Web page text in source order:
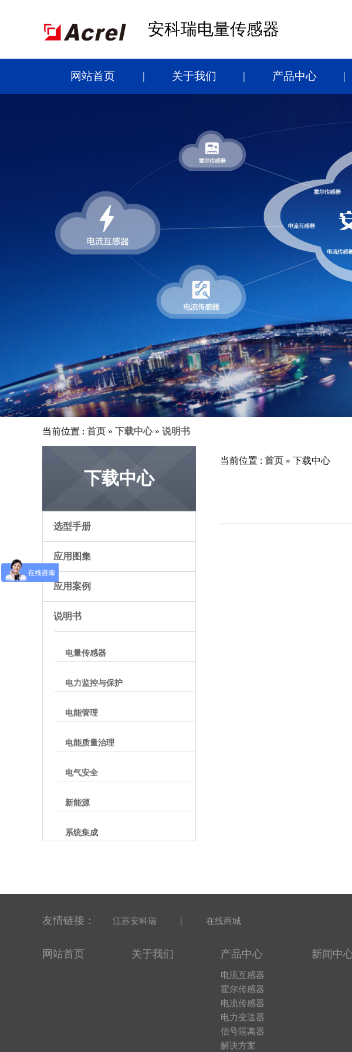
安科瑞电量传感器
网站首页 关于我们 产品中心
当前位置 : 首页 » 下载中心» 说明书
下载中心
选型手册
应用图集
应用案例
说明书
电量传感器
电力监控与保护
电能管理
电能质量治理
电气安全
新能源
系统集成
当前位置 : 首页 » 下载中心
友情链接： 江苏安科瑞 | 在线商城
网站首页 关于我们 产品中心
电流互感器
霍尔传感器
电流传感器
电力变送器
信号隔离器
解决方案
新闻中